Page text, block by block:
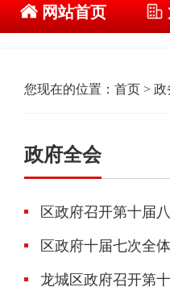
网站首页
您现在的位置： 首页 > 政
政府全会
区政府召开第十届
区政府十届七次全
龙城区政府召开第